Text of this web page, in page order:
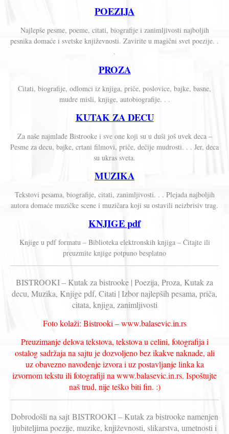
POEZIJA
Najlepše pesme, poeme, citati, biografije i zanimljivosti najboljih
pesnika domaće i svetske književnosti. Zavirite u magični svet poezije. .
.
PROZA
Citati, biografije, odlomci iz knjiga, priče, poslovice, bajke, basne,
mudre misli, knjige, autobiografije. . .
KUTAK ZA DECU
Za naše najmlađe Bistrooke i sve one koji su u duši još uvek deca –
Pesme za decu, bajke, crtani filmovi, priče, dečije mudrosti. . . Jer, deca
su ukras sveta.
MUZIKA
Tekstovi pesama, biografije, citati, zanimljivosti. . . Plejada najboljih
autora domaće muzičke scene i muzičara koji su ostavili neizbrisiv trag.
KNJIGE pdf
Knjige u pdf formatu – Biblioteka elektronskih knjiga – Čitajte ili
preuzmite knjige potpuno besplatno
BISTROOKI – Kutak za bistrooke | Poezija, Proza, Kutak za
decu, Muzika, Knjige pdf, Citati | Izbor najlepših pesama, priča,
citata, knjiga, zanimljivosti
Foto kolaži: Bistrooki – www.balasevic.in.rs
Preuzimanje delova tekstova, tekstova u celini, fotografija i
ostalog sadržaja na sajtu je dozvoljeno bez ikakve naknade, ali
uz obavezno navođenje izvora i uz postavljanje linka ka
izvornom tekstu ili fotografiji na www.balasevic.in.rs. Ispoštujte
naš trud, nije teško biti fin. :)
Dobrodošli na sajt BISTROOKI – Kutak za bistrooke namenjen
ljubiteljima poezije, muzike, književnosti, slikarstva, umetnosti i